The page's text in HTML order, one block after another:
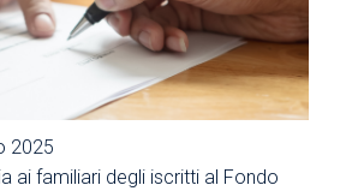
2025
ai familiari degli iscritti al Fondo